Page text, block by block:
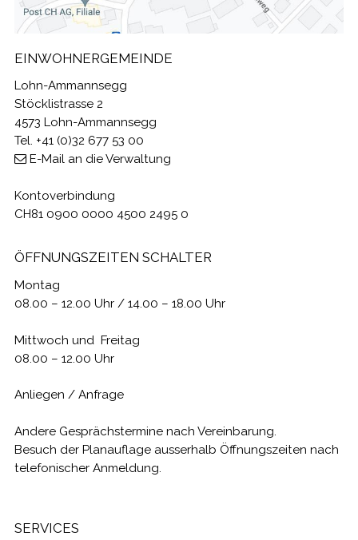
EINWOHNERGEMEINDE
Lohn-Ammannsegg
Stöcklistrasse 2
4573 Lohn-Ammannsegg
Tel. +41 (0)32 677 53 00
E-Mail an die Verwaltung
Kontoverbindung
CH81 0900 0000 4500 2495 0
ÖFFNUNGSZEITEN SCHALTER
Montag
08.00 – 12.00 Uhr / 14.00 – 18.00 Uhr
Mittwoch und Freitag
08.00 – 12.00 Uhr
Anliegen / Anfrage
Andere Gesprächstermine nach Vereinbarung.
Besuch der Planauflage ausserhalb Öffnungszeiten nach
telefonischer Anmeldung.
SERVICES